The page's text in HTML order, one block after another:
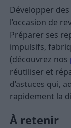
Développer
l’occasion de
Préparer ses
impulsifs,
(découvrez nos
réutiliser et
d’astuces qui,
rapidement la
À retenir